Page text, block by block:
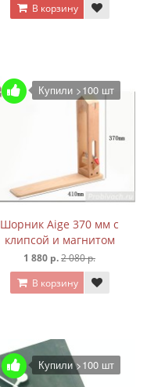
В корзину
Купили >100 шт
Шорник Aige 370 мм с
клипсой и магнитом
1 880 р.2 080 р.
В корзину
Купили >100 шт